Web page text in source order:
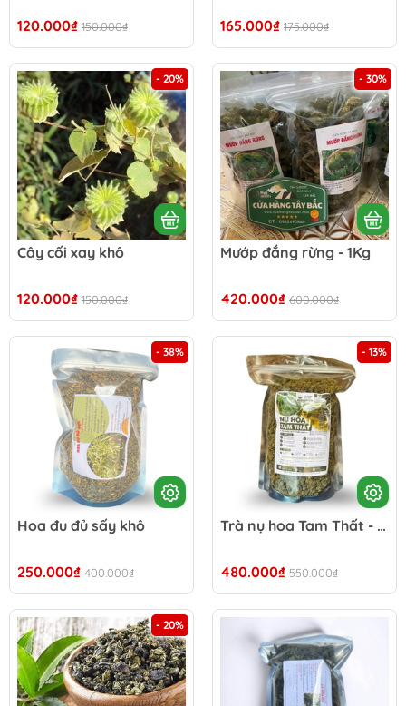
120.000₫ 150.000₫ 165.000₫ 175.000₫
- 20%
Cây cối xay khô
120.000₫ 150.000₫
- 30%
Mướp đắng rừng - 1Kg
420.000₫ 600.000₫
- 38%
Hoa đu đủ sấy khô
250.000₫ 400.000₫
- 13%
Trà nụ hoa Tam Thất - 500g
480.000₫ 550.000₫
- 20%